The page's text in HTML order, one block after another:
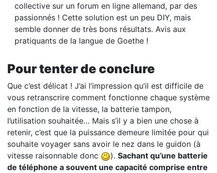
collective sur un forum en ligne allemand, par des
passionnés ! Cette solution est un peu DIY, mais
semble donner de très bons résultats. Avis aux
pratiquants de la langue de Goethe !
Pour tenter de conclure
Que c’est délicat ! J’ai l’impression qu’il est difficile de
vous retranscrire comment fonctionne chaque système
en fonction de la vitesse, la batterie tampon,
l’utilisation souhaitée… Mais s’il y a bien une chose à
retenir, c’est que la puissance demeure limitée pour qui
souhaite voyager sans avoir le nez dans le guidon (à
vitesse raisonnable donc
). Sachant qu’une batterie
de téléphone a souvent une capacité comprise entre